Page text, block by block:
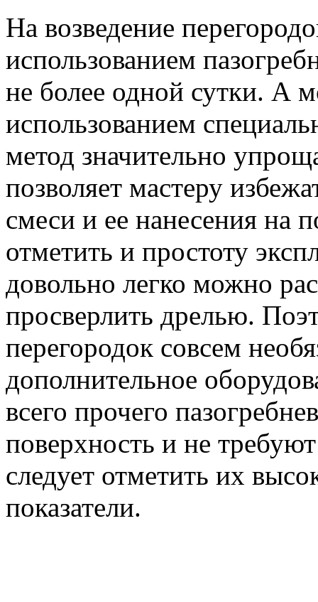
На возведение
использованием
не более одной сутки. А
использованием
метод значительно
позволяет мастеру
смеси и ее нанесения на
отметить и простоту
довольно легко можно
просверлить дрелью.
перегородок совсем
дополнительное
всего прочего
поверхность и не
следует отметить их
показатели.